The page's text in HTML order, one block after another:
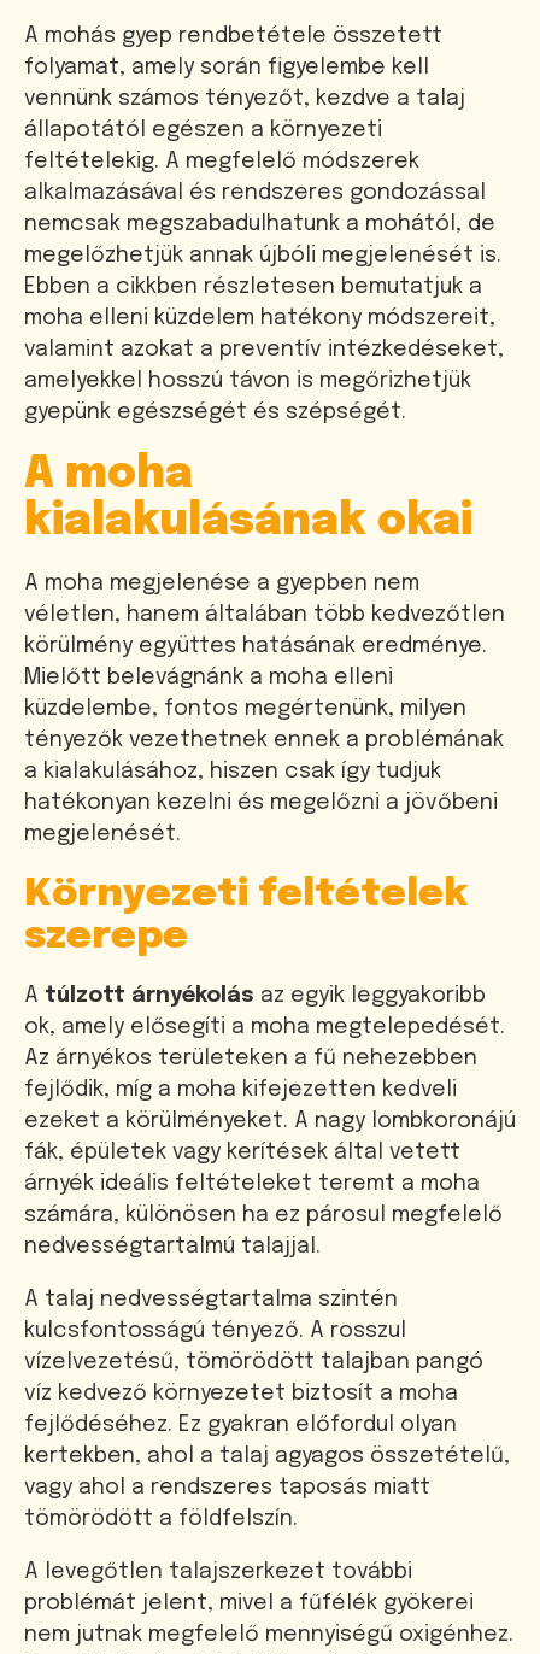
A mohás gyep rendbetétele összetett
folyamat, amely során figyelembe kell
vennünk számos tényezőt, kezdve a talaj
állapotától egészen a környezeti
feltételekig. A megfelelő módszerek
alkalmazásával és rendszeres gondozással
nemcsak megszabadulhatunk a mohától, de
megelőzhetjük annak újbóli megjelenését is.
Ebben a cikkben részletesen bemutatjuk a
moha elleni küzdelem hatékony módszereit,
valamint azokat a preventív intézkedéseket,
amelyekkel hosszú távon is megőrizhetjük
gyepünk egészségét és szépségét.
A moha
kialakulásának okai
A moha megjelenése a gyepben nem
véletlen, hanem általában több kedvezőtlen
körülmény együttes hatásának eredménye.
Mielőtt belevágnánk a moha elleni
küzdelembe, fontos megértenünk, milyen
tényezők vezethetnek ennek a problémának
a kialakulásához, hiszen csak így tudjuk
hatékonyan kezelni és megelőzni a jövőbeni
megjelenését.
Környezeti feltételek
szerepe
A túlzott árnyékolás az egyik leggyakoribb
ok, amely elősegíti a moha megtelepedését.
Az árnyékos területeken a fű nehezebben
fejlődik, míg a moha kifejezetten kedveli
ezeket a körülményeket. A nagy lombkoronájú
fák, épületek vagy kerítések által vetett
árnyék ideális feltételeket teremt a moha
számára, különösen ha ez párosul megfelelő
nedvességtartalmú talajjal.
A talaj nedvességtartalma szintén
kulcsfontosságú tényező. A rosszul
vízelvezetésű, tömörödött talajban pangó
víz kedvező környezetet biztosít a moha
fejlődéséhez. Ez gyakran előfordul olyan
kertekben, ahol a talaj agyagos összetételű,
vagy ahol a rendszeres taposás miatt
tömörödött a földfelszín.
A levegőtlen talajszerkezet további
problémát jelent, mivel a fűfélék gyökerei
nem jutnak megfelelő mennyiségű oxigénhez.